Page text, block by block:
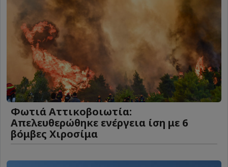
Φωτιά Αττικοβοιωτία:
Απελευθερώθηκε ενέργεια ίση με 6
βόμβες Χιροσίμα